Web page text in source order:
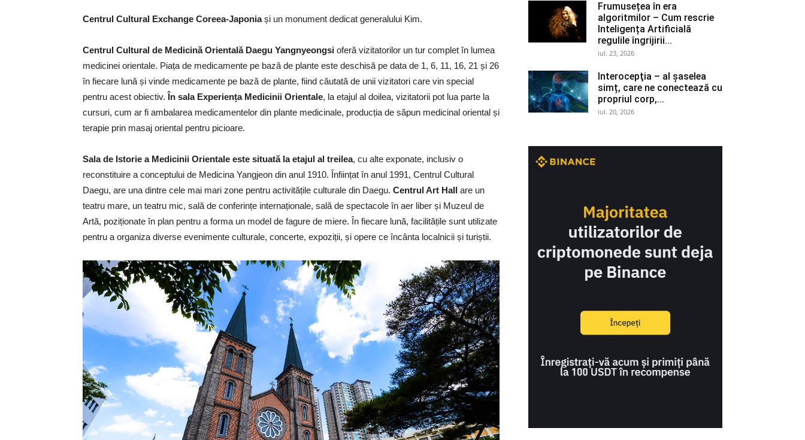
Centrul Cultural Exchange Coreea-Japoniași un monument dedicat generalului Kim.
Centrul Cultural de Medicină Orientală Daegu Yangnyeongsi oferă vizitatorilor un tur complet în lumea
medicinei orientale. Piața de medicamente pe bază de plante este deschisă pe data de 1, 6, 11, 16, 21 și 26
în fiecare lună și vinde medicamente pe bază de plante, fiind căutată de unii vizitatori care vin special
pentru acest obiectiv. În sala Experiența Medicinii Orientale, la etajul al doilea, vizitatorii pot lua parte la
cursuri, cum ar fi ambalarea medicamentelor din plante medicinale, producția de săpun medicinal oriental și
terapie prin masaj oriental pentru picioare.
Sala de Istorie a Medicinii Orientale este situată la etajul al treilea, cu alte exponate, inclusiv o
reconstituire a conceptului de Medicina Yangjeon din anul 1910. Înființat în anul 1991, Centrul Cultural
Daegu, are una dintre cele mai mari zone pentru activitățile culturale din Daegu. Centrul Art Hall are un
teatru mare, un teatru mic, sală de conferințe internaționale, sală de spectacole în aer liber și Muzeul de
Artă, poziționate în plan pentru a forma un model de fagure de miere. În fiecare lună, facilitățile sunt utilizate
pentru a organiza diverse evenimente culturale, concerte, expoziții, și opere ce încânta localnicii și turiștii.
Frumusețea în era
algoritmilor – Cum rescrie
Inteligența Artificială
regulile îngrijirii...
iul. 23, 2026
Interocepţia – al șaselea
simț, care ne conectează cu
propriul corp,...
iul. 20, 2026